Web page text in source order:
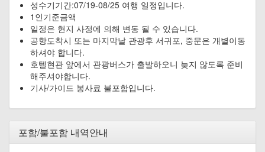
성수기기간:07/19-08/25 여행 일정입니다.
1인기준금액
일정은 현지 사정에 의해 변동 될 수 있습니다.
공항도착시 또는 마지막날 관광후 서귀포, 중문은 개별이동
하셔야 합니다.
호텔현관 앞에서 관광버스가 출발하오니 늦지 않도록 준비
해주셔야합니다.
기사/가이드 봉사료 불포함입니다.
포함/불포함 내역안내